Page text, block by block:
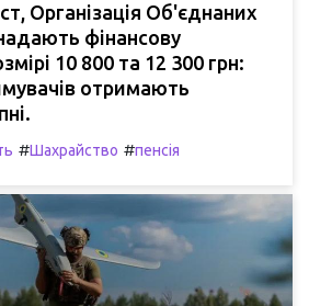
Організація Об'єднаних
фінансову
10 800 та 12 300 грн:
отримають
#Шахрайство #пенсія